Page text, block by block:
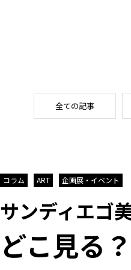
全ての記事
コラム
ART 企画展・イベント
サンディエゴ
どこ見る